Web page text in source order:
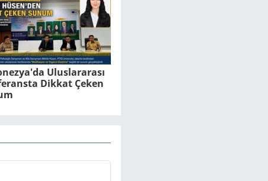
Uluslararası
Dikkat Çeken